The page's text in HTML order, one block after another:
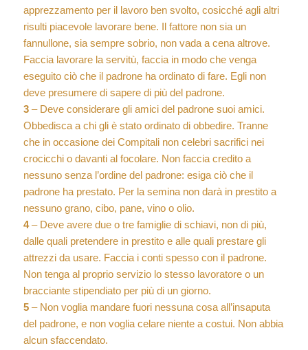
apprezzamento per il lavoro ben svolto, cosicché agli altri
risulti piacevole lavorare bene. Il fattore non sia un
fannullone, sia sempre sobrio, non vada a cena altrove.
Faccia lavorare la servitù, faccia in modo che venga
eseguito ciò che il padrone ha ordinato di fare. Egli non
deve presumere di sapere di più del padrone.
3– Deve considerare gli amici del padrone suoi amici.
Obbedisca a chi gli è stato ordinato di obbedire. Tranne
che in occasione dei Compitali non celebri sacrifici nei
crocicchi o davanti al focolare. Non faccia credito a
nessuno senza l’ordine del padrone: esiga ciò che il
padrone ha prestato. Per la semina non darà in prestito a
nessuno grano, cibo, pane, vino o olio.
4– Deve avere due o tre famiglie di schiavi, non di più,
dalle quali pretendere in prestito e alle quali prestare gli
attrezzi da usare. Faccia i conti spesso con il padrone.
Non tenga al proprio servizio lo stesso lavoratore o un
bracciante stipendiato per più di un giorno.
5– Non voglia mandare fuori nessuna cosa all’insaputa
del padrone, e non voglia celare niente a costui. Non abbia
alcun sfaccendato.